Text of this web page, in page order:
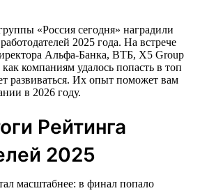
«Россия сегодня» наградили
2025 года. На встрече
Альфа-Банка, ВТБ, X5 Group
компаниям удалось попасть в топ
развиваться. Их опыт поможет вам
в 2026 году.
Рейтинга
2025
масштабнее: в финал попало